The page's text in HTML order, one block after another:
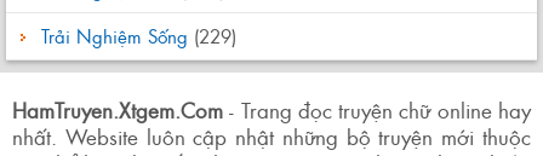
Trải Nghiệm Sống (229)
HamTruyen.Xtgem.Com - Trang đọc truyện chữ online hay
nhất. Website luôn cập nhật những bộ truyện mới thuộc